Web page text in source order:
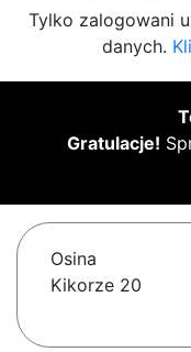
Tylko zalogowani
danych.
Gratulacje!
Osina
Kikorze 20